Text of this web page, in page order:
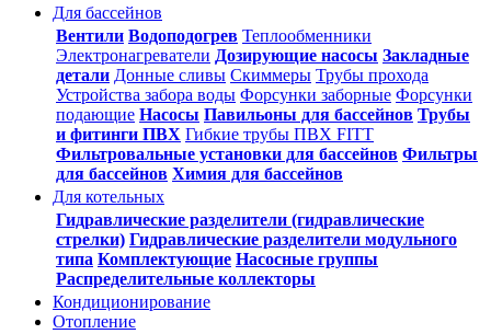
Для бассейнов
Вентили Водоподогрев Теплообменники
Электронагреватели Дозирующие насосы Закладные
детали Донные сливы Скиммеры Трубы прохода
Устройства забора воды Форсунки заборные Форсунки
подающие Насосы Павильоны для бассейнов Трубы
и фитинги ПВХ Гибкие трубы ПВХ FITT
Фильтровальные установки для бассейнов Фильтры
для бассейнов Химия для бассейнов
Для котельных
Гидравлические разделители (гидравлические
стрелки) Гидравлические разделители модульного
типа Комплектующие Насосные группы
Распределительные коллекторы
Кондиционирование
Отопление